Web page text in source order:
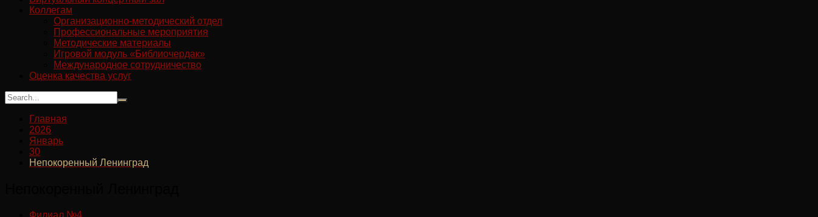
Коллегам
Организационно-методический отдел
Профессиональные мероприятия
Методические материалы
Игровой модуль «Библиочердак»
Международное сотрудничество
Оценка качества услуг
Главная
2026
Январь
30
Непокоренный Ленинград
Филиал №4